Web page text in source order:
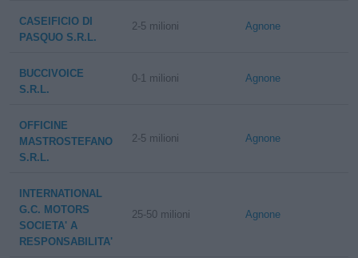
CASEIFICIO DI
PASQUO S.R.L.
2-5 milioni Agnone
BUCCIVOICE
S.R.L.
0-1 milioni Agnone
OFFICINE
MASTROSTEFANO
S.R.L.
2-5 milioni Agnone
INTERNATIONAL
G.C. MOTORS
SOCIETA' A
RESPONSABILITA'
25-50 milioni Agnone